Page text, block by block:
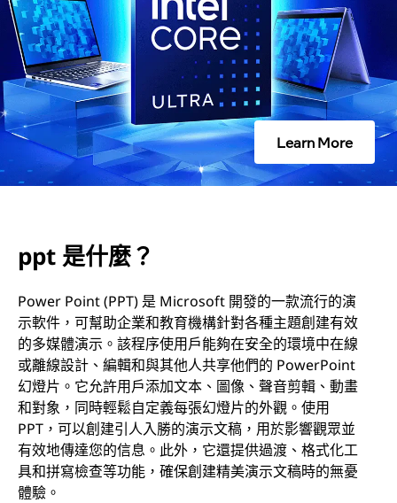
(
P
T
)
Learn More
ppt 是什麼？
Power Point (PPT) 是 Microsoft 開發的一款流行的演
示軟件，可幫助企業和教育機構針對各種主題創建有效
的多媒體演示。該程序使用戶能夠在安全的環境中在線
或離線設計、編輯和與其他人共享他們的 PowerPoint
幻燈片。它允許用戶添加文本、圖像、聲音剪輯、動畫
和對象，同時輕鬆自定義每張幻燈片的外觀。使用
PPT，可以創建引人入勝的演示文稿，用於影響觀眾並
有效地傳達您的信息。此外，它還提供過渡、格式化工
具和拼寫檢查等功能，確保創建精美演示文稿時的無憂
體驗。